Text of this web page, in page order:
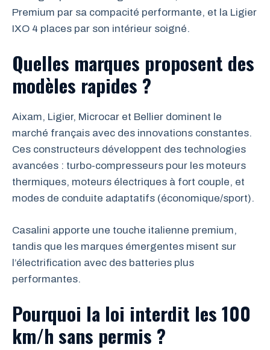
Premium par sa compacité performante, et la Ligier
IXO 4 places par son intérieur soigné.
Quelles marques proposent des
modèles rapides ?
Aixam, Ligier, Microcar et Bellier dominent le
marché français avec des innovations constantes.
Ces constructeurs développent des technologies
avancées : turbo-compresseurs pour les moteurs
thermiques, moteurs électriques à fort couple, et
modes de conduite adaptatifs (économique/sport).
Casalini apporte une touche italienne premium,
tandis que les marques émergentes misent sur
l’électrification avec des batteries plus
performantes.
Pourquoi la loi interdit les 100
km/h sans permis ?